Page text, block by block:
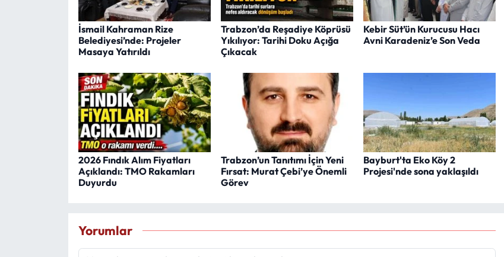
İsmail Kahraman Rize
Belediyesi’nde: Projeler
Masaya Yatırıldı
Trabzon’da Reşadiye Köprüsü
Yıkılıyor: Tarihi Doku Açığa
Çıkacak
Kebir Süt’ün Kurucusu Hacı
Avni Karadeniz’e Son Veda
2026 Fındık Alım Fiyatları
Açıklandı: TMO Rakamları
Duyurdu
Trabzon’un Tanıtımı İçin Yeni
Fırsat: Murat Çebi’ye Önemli
Görev
Bayburt'ta Eko Köy 2
Projesi'nde sona yaklaşıldı
Yorumlar